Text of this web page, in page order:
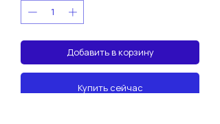
Добавить в корзину
Купить сейчас